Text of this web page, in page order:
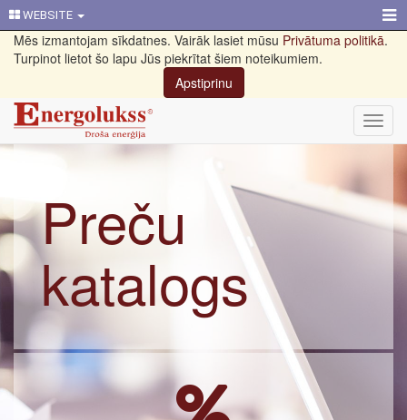
WEBSITE
Mēs izmantojam sīkdatnes. Vairāk lasiet mūsu Privātuma politikā.
Turpinot lietot šo lapu Jūs piekrītat šiem noteikumiem.
Apstiprinu
Preču
katalogs